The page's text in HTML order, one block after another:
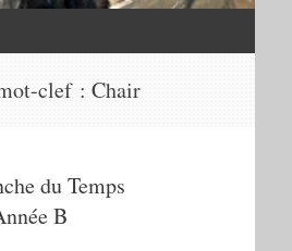
clef : Chair
du Temps
B